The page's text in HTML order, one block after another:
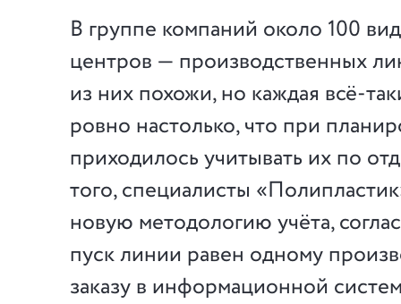
В группе компаний около 100
центров — производственных
из них похожи, но каждая всё-
ровно настолько, что при
приходилось учитывать их по
того, специалисты
новую методологию учёта,
пуск линии равен одному
заказу в информационной